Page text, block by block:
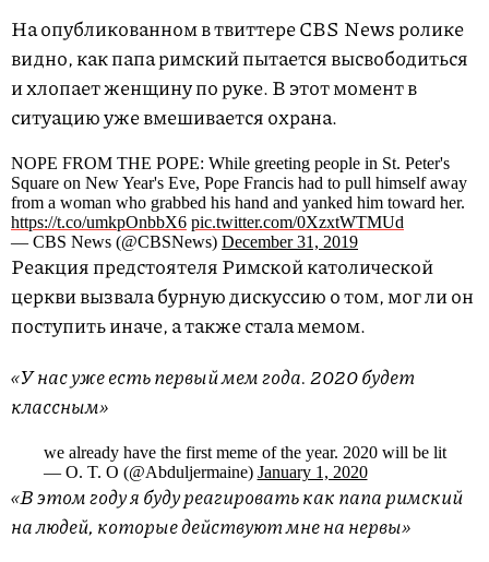
На опубликованном в твиттере CBS News ролике
видно, как папа римский пытается высвободиться
и хлопает женщину по руке. В этот момент в
ситуацию уже вмешивается охрана.
NOPE FROM THE POPE: While greeting people in St. Peter's
Square on New Year's Eve, Pope Francis had to pull himself away
from a woman who grabbed his hand and yanked him toward her.
https://t.co/umkpOnbbX6 pic.twitter.com/0XzxtWTMUd
— CBS News (@CBSNews) December 31, 2019
Реакция предстоятеля Римской католической
церкви вызвала бурную дискуссию о том, мог ли он
поступить иначе, а также стала мемом.
«У нас уже есть первый мем года. 2020 будет
классным»
we already have the first meme of the year. 2020 will be lit
— O. T. O (@Abduljermaine) January 1, 2020
«В этом году я буду реагировать как папа римский
на людей, которые действуют мне на нервы»